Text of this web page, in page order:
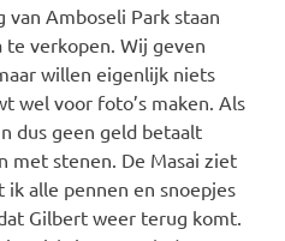
Amboseli Park staan
verkopen. Wij geven
willen eigenlijk niets
wel voor foto’s maken. Als
dus geen geld betaalt
met stenen. De Masai ziet
alle pennen en snoepjes
Gilbert weer terug komt.